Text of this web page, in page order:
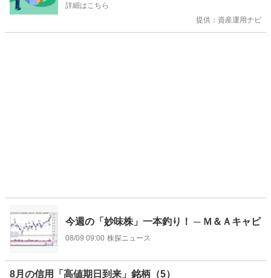
詳細はこちら
提供：資産運用ナビ
今週の「妙味株」一本釣り！ ─ Ｍ＆Ａキャピ
08/09 09:00 株探ニュース
8月の信用「高値期日到来」銘柄（5）